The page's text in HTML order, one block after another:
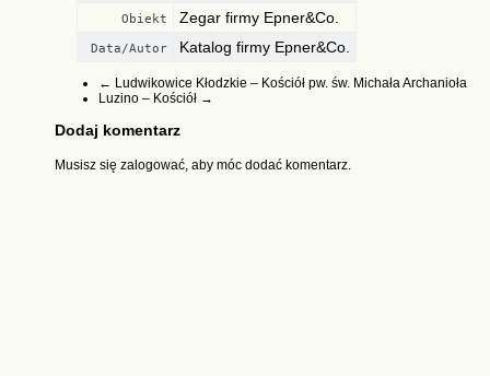
Obiekt Zegar firmy Epner&Co.
Data/Autor Katalog firmy Epner&Co.
← Ludwikowice Kłodzkie – Kościół pw. św. Michała Archanioła
Luzino – Kościół →
Dodaj komentarz
Musisz się zalogować, aby móc dodać komentarz.